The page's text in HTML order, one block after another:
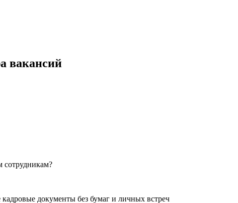
вакансий
сотрудникам?
документы без бумаг и личных встреч